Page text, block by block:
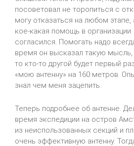
посоветовал не торопиться с
могу отказаться на любом
кое-какая помощь в
согласился. Помогать надо
время он высказал такую мысль,
то кто-то другой будет первый
«мою антенну» на 160 метров.
знал чем меня зацепить.
Теперь подробнее об антенне.
время экспедиции на остров
из неиспользованных секций и
очень эффективную антенну.